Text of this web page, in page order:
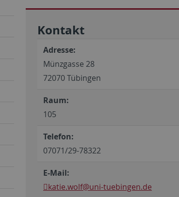
Kontakt
Adresse:
Münzgasse 28
72070 Tübingen
Raum:
105
Telefon:
07071/29-78322
E-Mail:
katie.wolf@uni-tuebingen.de